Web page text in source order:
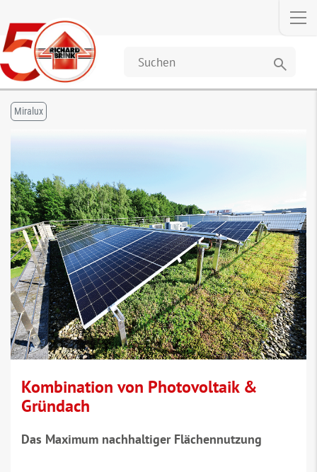
search
Miralux
Kombination von Photovoltaik &
Gründach
Das Maximum nachhaltiger Flächennutzung